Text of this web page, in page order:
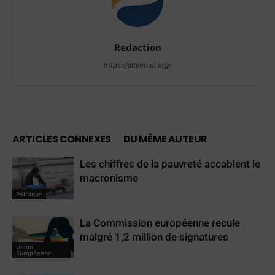
Redaction
https://altermidi.org/
ARTICLES CONNEXES DU MÊME AUTEUR
Politique
Les chiffres de la pauvreté accablent le
macronisme
Union
Européenne
La Commission européenne recule
malgré 1,2 million de signatures